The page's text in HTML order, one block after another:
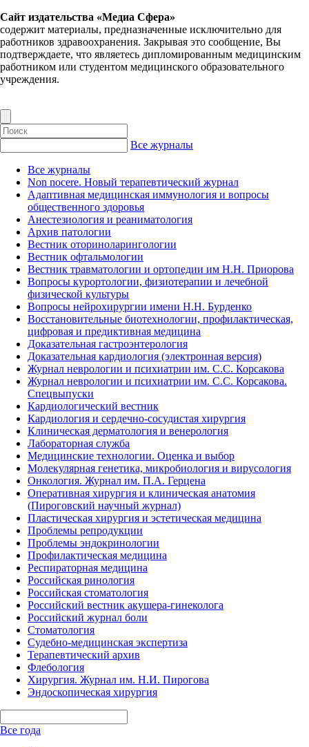
Сайт издательства «Медиа Сфера»
содержит материалы, предназначенные исключительно для
работников здравоохранения. Закрывая это сообщение, Вы
подтверждаете, что являетесь дипломированным медицинским
работником или студентом медицинского образовательного
учреждения.
Все журналы
Все журналы
Non nocere. Новый терапевтический журнал
Адаптивная медицинская иммунология и вопросы
общественного здоровья
Анестезиология и реаниматология
Архив патологии
Вестник оториноларингологии
Вестник офтальмологии
Вестник травматологии и ортопедии им Н.Н. Приорова
Вопросы курортологии, физиотерапии и лечебной
физической культуры
Вопросы нейрохирургии имени Н.Н. Бурденко
Восстановительные биотехнологии, профилактическая,
цифровая и предиктивная медицина
Доказательная гастроэнтерология
Доказательная кардиология (электронная версия)
Журнал неврологии и психиатрии им. С.С. Корсакова
Журнал неврологии и психиатрии им. С.С. Корсакова.
Спецвыпуски
Кардиологический вестник
Кардиология и сердечно-сосудистая хирургия
Клиническая дерматология и венерология
Лабораторная служба
Медицинские технологии. Оценка и выбор
Молекулярная генетика, микробиология и вирусология
Онкология. Журнал им. П.А. Герцена
Оперативная хирургия и клиническая анатомия
(Пироговский научный журнал)
Пластическая хирургия и эстетическая медицина
Проблемы репродукции
Проблемы эндокринологии
Профилактическая медицина
Респираторная медицина
Российская ринология
Российская стоматология
Российский вестник акушера-гинеколога
Российский журнал боли
Стоматология
Судебно-медицинская экспертиза
Терапевтический архив
Флебология
Хирургия. Журнал им. Н.И. Пирогова
Эндоскопическая хирургия
Все года